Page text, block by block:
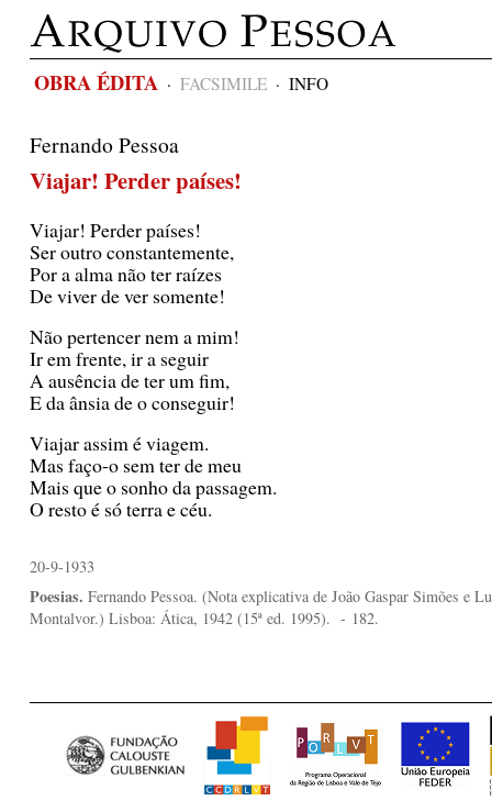
OBRA ÉDITA · FACSIMILE · INFO
Fernando Pessoa
Viajar! Perder países!
Viajar!Perder países!
Ser outro constantemente,
Por a alma não ter raízes
De viver de ver somente!
Não pertencer nem a mim!
Ir em frente, ir a seguir
A ausência de ter um fim,
E da ânsia de o conseguir!
Viajar assim é viagem.
Mas faço-o sem ter de meu
Mais que o sonho da passagem.
O resto é só terra e céu.
20-9-1933
Poesias. Fernando Pessoa. (Nota explicativa de João Gaspar Simões e
Montalvor.) Lisboa: Ática, 1942 (15ª ed. 1995). - 182.